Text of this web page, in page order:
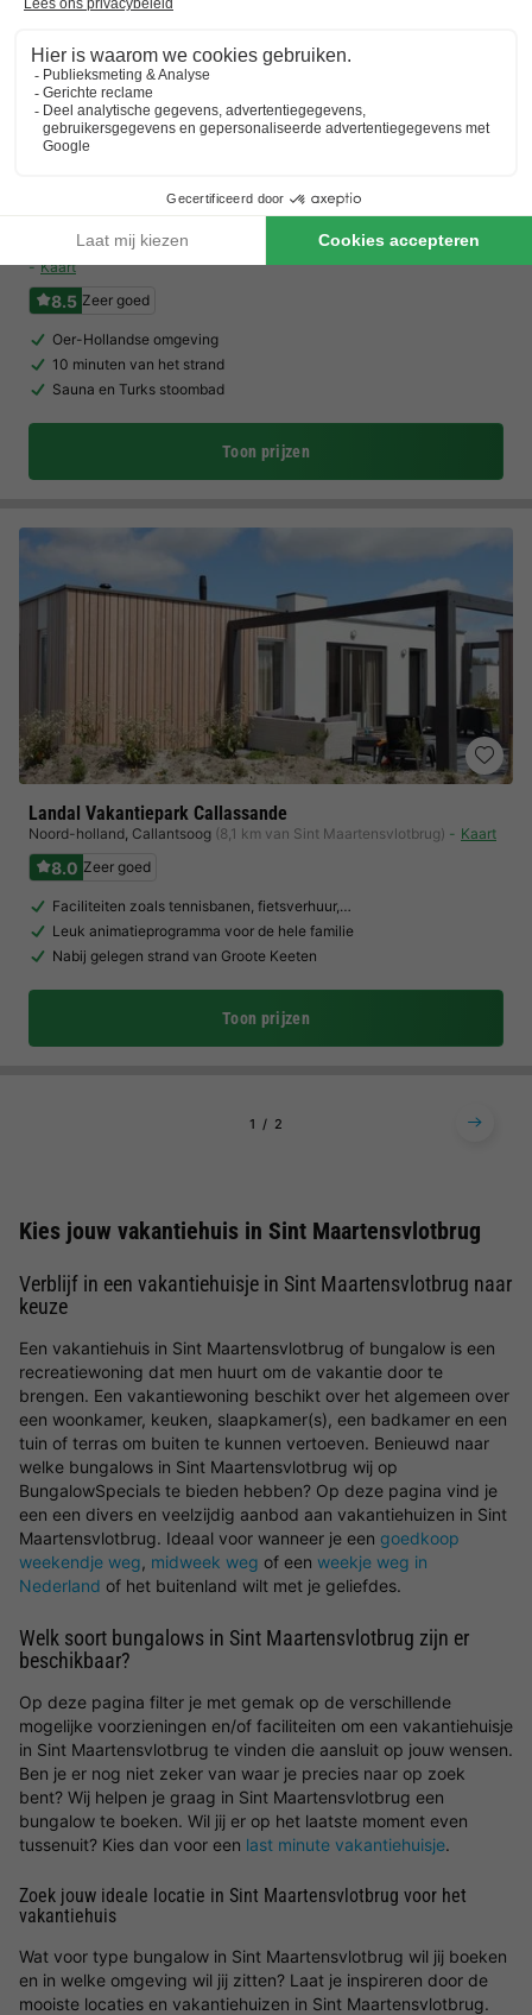
Noord-holland,St. Maartenszee
(850 m van Sint Maartensvlotbrug)
Kaart
8.5 Zeer goed
Oer-Hollandse omgeving
10 minuten van het strand
Sauna en Turks stoombad
Toon prijzen
Landal Vakantiepark Callassande
Noord-holland, Callantsoog (8,1 km van Sint Maartensvlotbrug) Kaart
8.0 Zeer goed
Faciliteiten zoals tennisbanen, fietsverhuur,…
Leuk animatieprogramma voor de hele familie
Nabij gelegen strand van Groote Keeten
Toon prijzen
1 2
Kies jouw vakantiehuis in Sint Maartensvlotbrug
Verblijf in een vakantiehuisje in Sint Maartensvlotbrug naar
keuze
Een vakantiehuis in Sint Maartensvlotbrug of bungalow is een
recreatiewoning dat men huurt om de vakantie door te
brengen. Een vakantiewoning beschikt over het algemeen over
een woonkamer, keuken, slaapkamer(s), een badkamer en een
tuin of terras om buiten te kunnen vertoeven. Benieuwd naar
welke bungalows in Sint Maartensvlotbrug wij op
BungalowSpecials te bieden hebben? Op deze pagina vind je
een een divers en veelzijdig aanbod aan vakantiehuizen in Sint
Maartensvlotbrug. Ideaal voor wanneer je een goedkoop
weekendje weg, midweek weg of een weekje weg in
Nederland of het buitenland wilt met je geliefdes.
Welk soort bungalows in Sint Maartensvlotbrug zijn er
beschikbaar?
Op deze pagina filter je met gemak op de verschillende
mogelijke voorzieningen en/of faciliteiten om een vakantiehuisje
in Sint Maartensvlotbrug te vinden die aansluit op jouw wensen.
Ben je er nog niet zeker van waar je precies naar op zoek
bent? Wij helpen je graag in Sint Maartensvlotbrug een
bungalow te boeken. Wil jij er op het laatste moment even
tussenuit? Kies dan voor een last minute vakantiehuisje.
Zoek jouw ideale locatie in Sint Maartensvlotbrug voor het
vakantiehuis
Wat voor type bungalow in Sint Maartensvlotbrug wil jij boeken
en in welke omgeving wil jij zitten? Laat je inspireren door de
mooiste locaties en vakantiehuizen in Sint Maartensvlotbrug.